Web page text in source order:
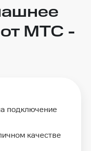
МТС -
подключение
качестве